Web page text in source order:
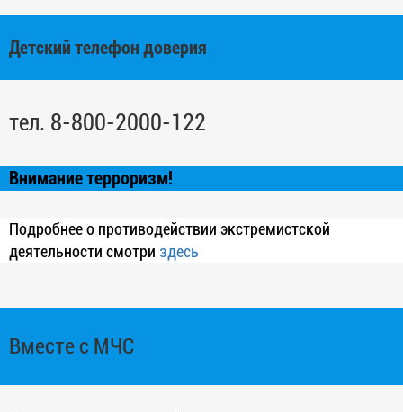
Детский телефон доверия
тел. 8-800-2000-122
Внимание терроризм!
Подробнее о противодействии экстремистской
деятельности смотри здесь
Вместе с МЧС